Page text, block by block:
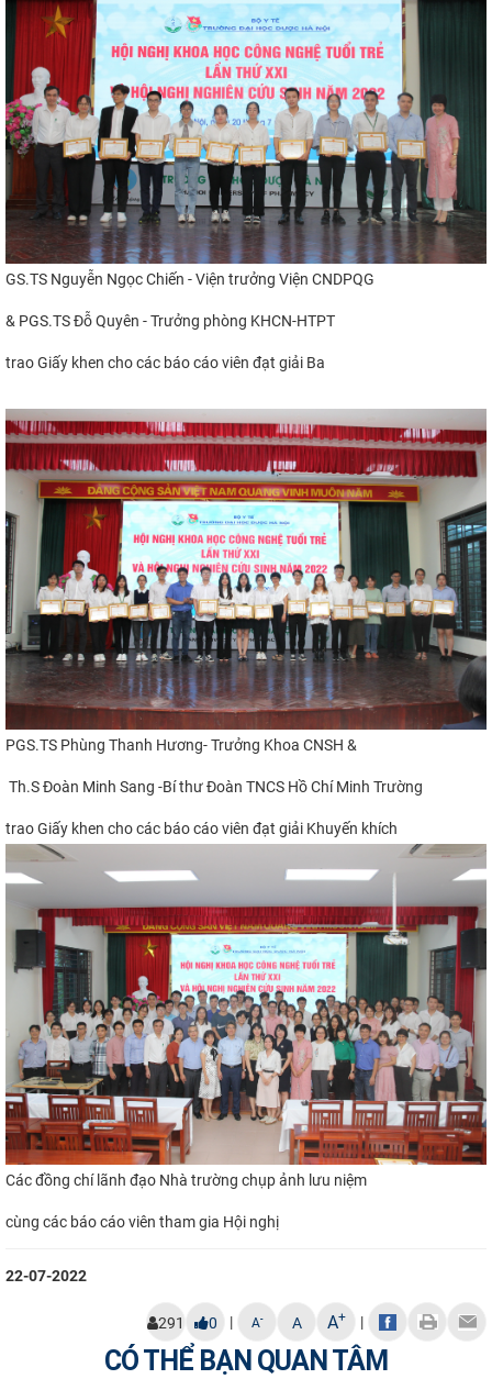
GS.TS Nguyễn Ngọc Chiến - Viện trưởng Viện CNDPQG
& PGS.TS Đỗ Quyên - Trưởng phòng KHCN-HTPT
trao Giấy khen cho các báo cáo viên đạt giải Ba
PGS.TS Phùng Thanh Hương- Trưởng Khoa CNSH &
Th.S Đoàn Minh Sang -Bí thư Đoàn TNCS Hồ Chí Minh Trường
trao Giấy khen cho các báo cáo viên đạt giải Khuyến khích
Các đồng chí lãnh đạo Nhà trường chụp ảnh lưu niệm
cùng các báo cáo viên tham gia Hội nghị
22-07-2022
291 0 | A- A A+ |
CÓ THỂ BẠN QUAN TÂM